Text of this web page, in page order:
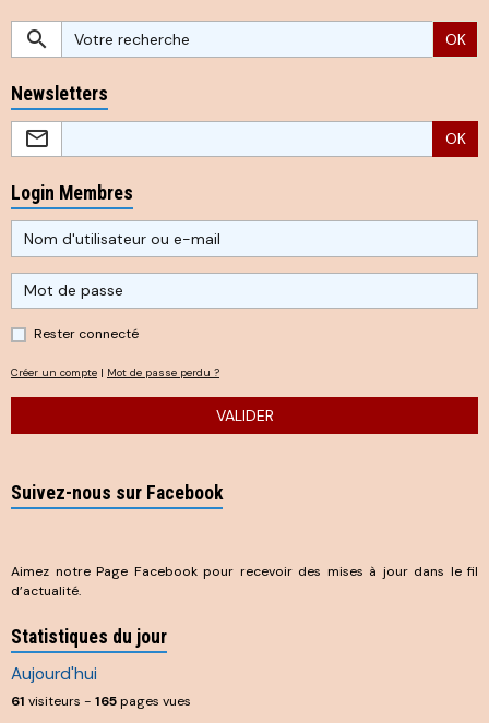
OK
Newsletters
OK
Login Membres
Rester connecté
Créer un compte | Mot de passe perdu ?
VALIDER
Suivez-nous sur Facebook
Aimez notre Page Facebook pour recevoir des mises à jour dans le fil
d’actualité.
Statistiques du jour
Aujourd'hui
61 visiteurs - 165pages vues